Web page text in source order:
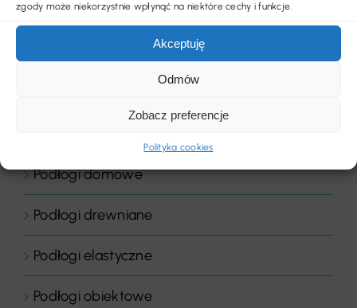
zgody może niekorzystnie wpłynąć na niektóre cechy i funkcje.
Akceptuję
Odmów
Zobacz preferencje
Polityka cookies
Placówki edukacyjne
Podłogi domowe
Podłogi drewniane
Podłogi elastyczne
Podłogi obiektowe